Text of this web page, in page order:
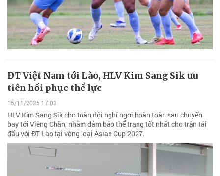
ĐT Việt Nam tới Lào, HLV Kim Sang Sik ưu
tiên hồi phục thể lực
15/11/2025 17:03
HLV Kim Sang Sik cho toàn đội nghỉ ngơi hoàn toàn sau chuyến
bay tới Viêng Chăn, nhằm đảm bảo thể trạng tốt nhất cho trận tái
đấu với ĐT Lào tại vòng loại Asian Cup 2027.